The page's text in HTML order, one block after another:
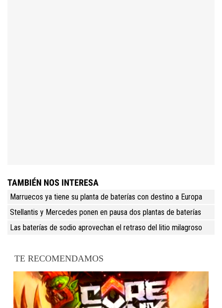
TAMBIÉN NOS INTERESA
Marruecos ya tiene su planta de baterías con destino a Europa
Stellantis y Mercedes ponen en pausa dos plantas de baterías
Las baterías de sodio aprovechan el retraso del litio milagroso
TE RECOMENDAMOS